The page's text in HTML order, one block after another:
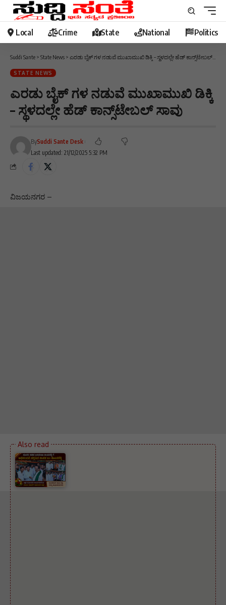
Local Crime State National Politics
Suddi Sante > State News > ಎರಡು ಬೈಕ್ ಗಳ ನಡುವೆ ಮುಖಾಮುಖಿ ಡಿಕ್ಕಿ – ಸ್ಥಳದಲ್ಲೇ ಹೆಡ್ ಕಾನ್ಸ್‌ಟೇಬಲ್ ಸಾವು
STATE NEWS
ಎರಡು ಬೈಕ್ ಗಳ ನಡುವೆ ಮುಖಾಮುಖಿ ಡಿಕ್ಕಿ
– ಸ್ಥಳದಲ್ಲೇ ಹೆಡ್ ಕಾನ್ಸ್‌ಟೇಬಲ್ ಸಾವು
Last updated: 21/12/2025 5:32 PM
BySuddi Sante Desk
ವಿಜಯನಗರ –